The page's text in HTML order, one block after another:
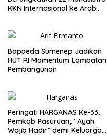
KKN Internasional ke Arab
Bappeda Sumenep Jadikan
HUT RI Momentum Lompatan
Pembangunan
Peringati HARGANAS Ke-33,
Pemkab Pasuruan; “Ayah
Wajib Hadir” demi Keluarga